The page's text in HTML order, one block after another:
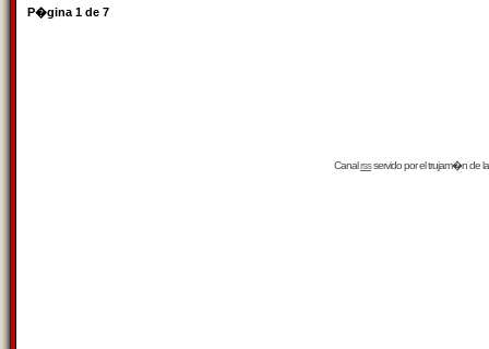
P�gina 1 de 7
Canalrssservido por eltrujam�nde